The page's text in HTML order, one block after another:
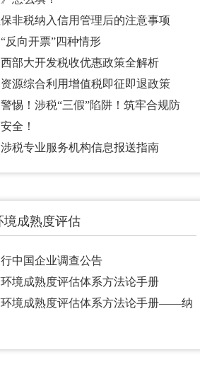
非税纳入信用管理后的注意事项
反向开票”四种情形
西部大开发税收优惠政策全解析
资源综合利用增值税即征即退政策
警惕！涉税“三假”陷阱！筑牢合规防
全！
涉税专业服务机构信息报送指南
境成熟度评估
中国企业调查公告
境成熟度评估体系方法论手册
境成熟度评估体系方法论手册——纳